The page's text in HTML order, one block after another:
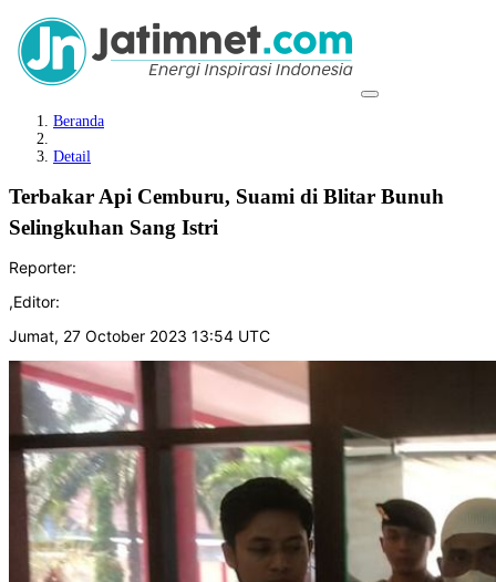
Beranda
Detail
Terbakar Api Cemburu, Suami di Blitar Bunuh
Selingkuhan Sang Istri
Reporter:
,Editor:
Jumat, 27 October 2023 13:54 UTC